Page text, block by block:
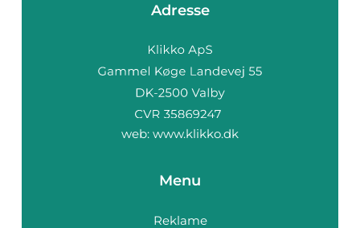
Adresse
web: www.klikko.dk
Menu
Reklame